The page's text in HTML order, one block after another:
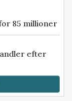
85 millioner
efter